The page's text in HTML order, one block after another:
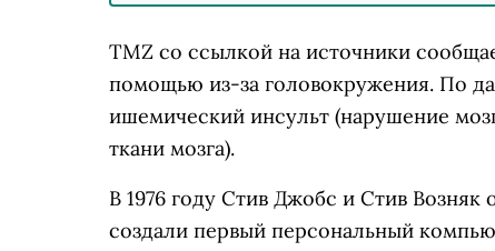
TMZ со ссылкой на источники
помощью из-за головокружения. По
ишемический инсульт (нарушение
ткани мозга).
В 1976 году Стив Джобс и Стив
создали первый персональный